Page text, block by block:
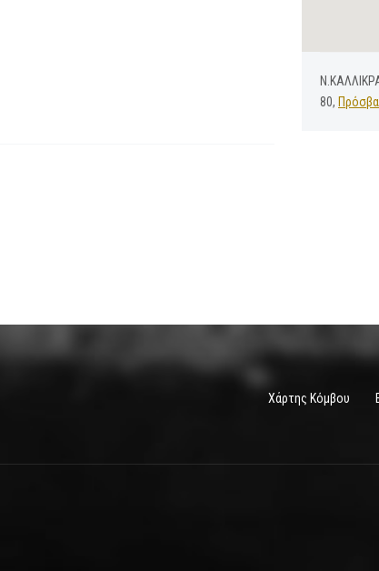
80,
Χάρτης Κόμβου